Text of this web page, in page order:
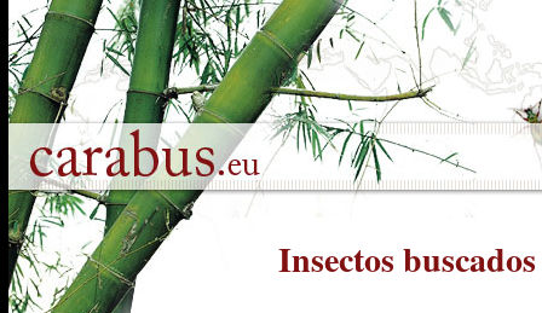
Insectos buscados